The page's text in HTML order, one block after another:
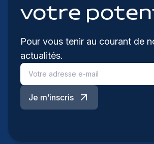
votre
Pour vous tenir au courant de
actualités.
Je m’inscris